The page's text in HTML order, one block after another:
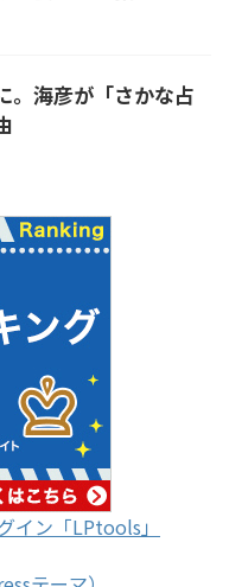
。海彦が「さかな占
イン「LPtools」